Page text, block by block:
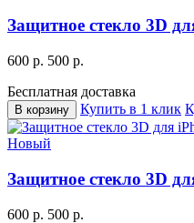
Защитное стекло 3D
600 р. 500 р.
Бесплатная доставка
В корзину Купить в 1 клик
Новый
Защитное стекло 3D
600 р. 500 р.